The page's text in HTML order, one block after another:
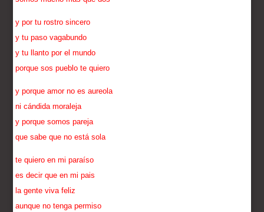
y por tu rostro sincero
y tu paso vagabundo
y tu llanto por el mundo
porque sos pueblo te quiero
y porque amor no es aureola
ni cándida moraleja
y porque somos pareja
que sabe que no está sola
te quiero en mi paraíso
es decir que en mi pais
la gente viva feliz
aunque no tenga permiso